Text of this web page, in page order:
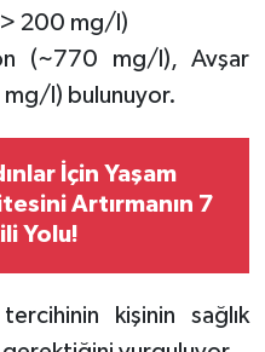
> 200 mg/l)
(~770 mg/l), Avşar
mg/l) bulunuyor.
İçin Yaşam
Artırmanın 7
Yolu!
kişinin sağlık